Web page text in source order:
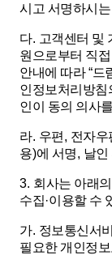
시고 서명하시는
다. 고객센터 및
원으로부터 직
안내에 따라“드
인정보처리방침
인이 동의 의사
라. 우편 , 전자우
용)에 서명, 날인
3. 회사는 아래
수집·이용할 수
가. 정보통신서
필요한 개인정